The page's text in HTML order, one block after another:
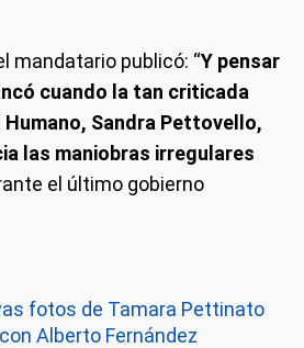
mandatario publicó: “Y pensar
cuando la tan criticada
Sandra Pettovello,
las maniobras irregulares
el último gobierno
fotos de Tamara Pettinato
Alberto Fernández